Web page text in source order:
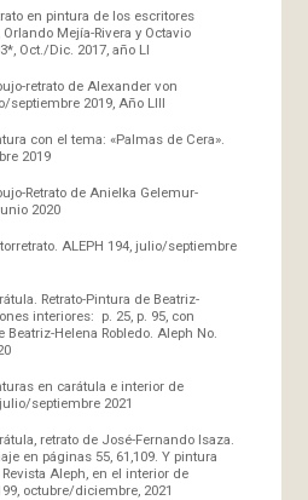
en pintura de los escritores
Mejía-Rivera y Octavio
Oct./Dic. 2017, año LI
retrato de Alexander von
septiembre 2019, Año LIII
con el tema: «Palmas de Cera».
2019
Retrato de Anielka Gelemur-
2020
ALEPH 194, julio/septiembre
Retrato-Pintura de Beatriz-
interiores: p. 25, p. 95, con
Helena Robledo. Aleph No.
en carátula e interior de
septiembre 2021
retrato de José-Fernando Isaza.
en páginas 55, 61,109. Y pintura
Aleph, en el interior de
octubre/diciembre, 2021